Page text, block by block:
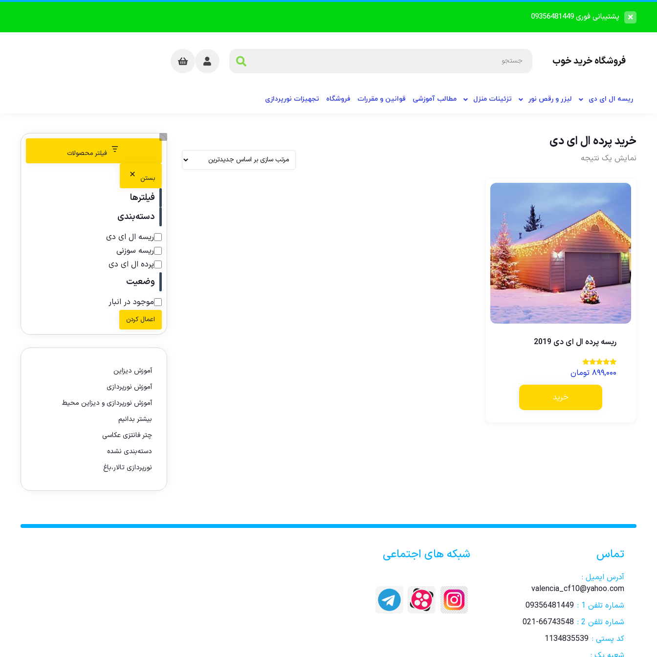
پشتیبانی فوری 09356481449
فروشگاه خرید خوب
ریسه ال ای دی لیزر و رقص نور تزئینات منزل مطالب آموزشی قوانین و مقررات فروشگاه تجهیزات نورپردازی
خرید پرده ال ای دی
نمایش یک نتیجه
ریسه پرده ال ای دی 2019
نمره
5.00
۸۹۹,۰۰۰ تومان
خرید
فیلتر محصولات
بستن
فیلترها
دسته‌بندی
ریسه ال ای دی
ریسه سوزنی
پرده ال ای دی
وضعیت
موجود در انبار
اعمال کردن
آموزش دیزاین
آموزش نورپردازی
آموزش نورپردازی و دیزاین محیط
بیشتر بدانیم
چتر فانتزی عکاسی
دسته‌بندی نشده
نورپردازی تالار،باغ
تماس
آدرس ایمیل :
valencia_cf10@yahoo.com
شماره تلفن 1 :
09356481449
شماره تلفن 2 :
021-66743548
کد پستی : 1134835539
شبکه های اجتماعی